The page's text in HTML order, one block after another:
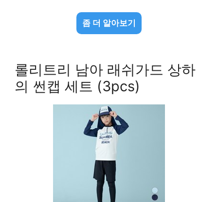
좀 더 알아보기
롤리트리 남아 래쉬가드 상하
의 썬캡 세트 (3pcs)